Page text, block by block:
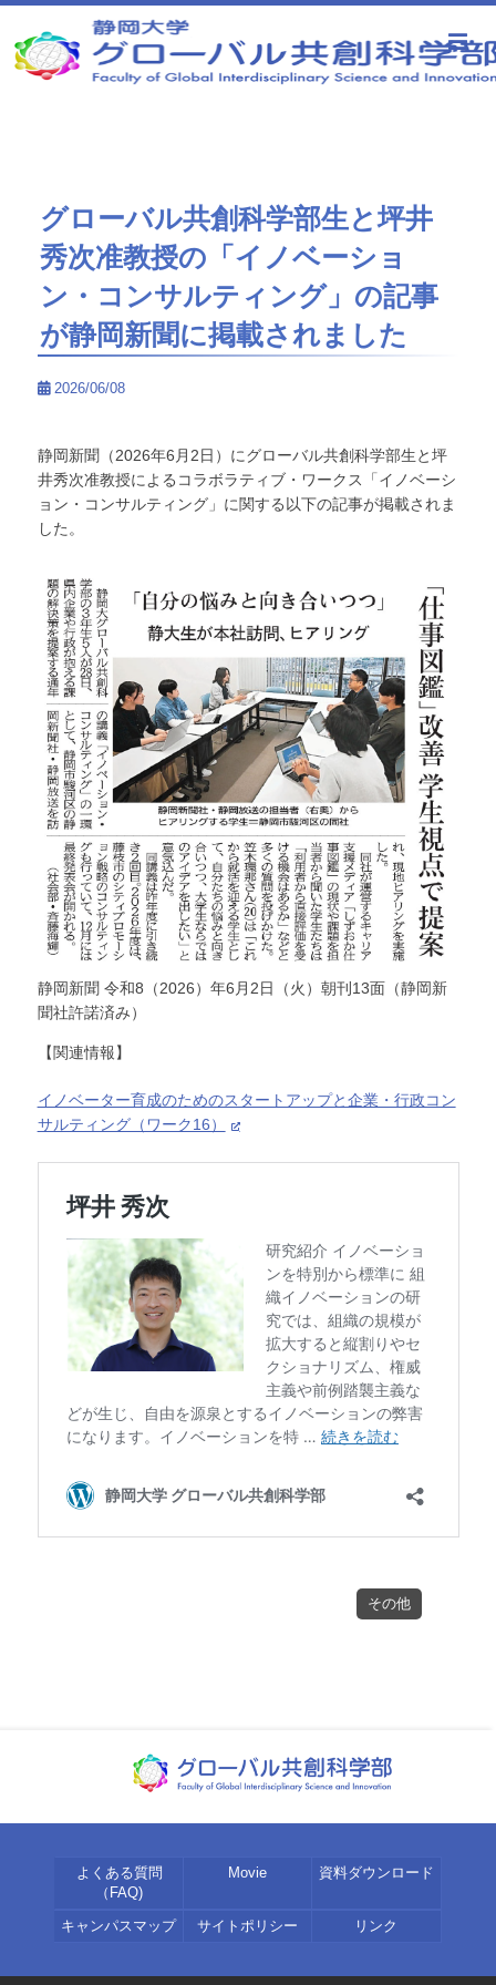
グローバル共創科学部生と坪井
秀次准教授の「イノベーショ
ン・コンサルティング」の記事
が静岡新聞に掲載されました
2026/06/08
静岡新聞（2026年6月2日）にグローバル共創科学部生と坪
井秀次准教授によるコラボラティブ・ワークス「イノベーシ
ョン・コンサルティング」に関する以下の記事が掲載されま
した。
静岡新聞 令和8（2026）年6月2日（火）朝刊13面（静岡新
聞社許諾済み）
【関連情報】
イノベーター育成のためのスタートアップと企業・行政コン
サルティング（ワーク16）
その他
よくある質問
（FAQ)
Movie 資料ダウンロード
キャンパスマップ サイトポリシー リンク